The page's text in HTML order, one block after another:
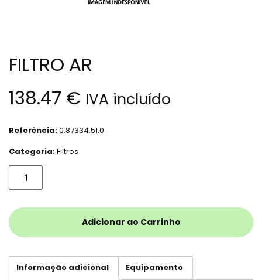
FILTRO AR
138.47 € IVA incluído
Referência:0.87334.51.0
Categoria:Filtros
Adicionar ao Carrinho
Informação adicional Equipamento